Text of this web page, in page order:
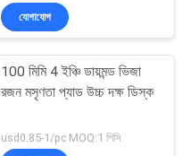
যোগাযোগ
100 মিমি 4 ইঞ্চি ডায়মন্ড ভিজা
রজন মসৃণতা প্যাড উচ্চ দক্ষ ডিস্ক
usd0.85-1/pc MOQ:1 পিসি